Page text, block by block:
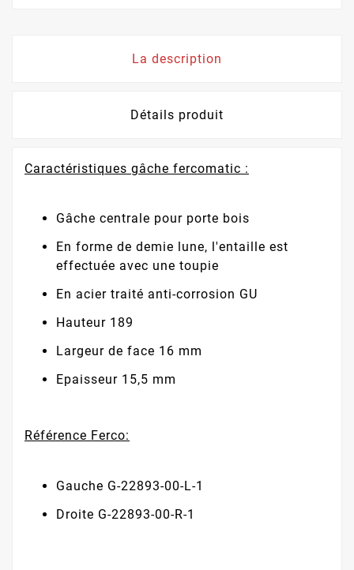
La description
Détails produit
Caractéristiques gâche fercomatic :
Gâche centrale pour porte bois
En forme de demie lune, l'entaille est
effectuée avec une toupie
En acier traité anti-corrosion GU
Hauteur 189
Largeur de face 16 mm
Epaisseur 15,5 mm
Référence Ferco:
Gauche G-22893-00-L-1
Droite G-22893-00-R-1